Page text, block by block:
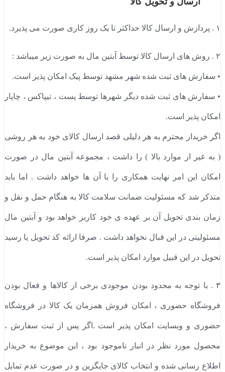
۱ . پردازش و ارسال کالا حداکثر تا یک روز کاری صورت می پذیرد.
۲ . روش های ارسال کالا توسط آبتین مال به صورت زیر میباشد :
• سفارش های ثبت شده شهر مشهد توسط پیک امکان پذیر است.
• سفارش های ثبت شده دیگر شهرها توسط پست ، تیپاکس ، چاپار
امکان پذیر است.
اگر خریدار محترم به هر دلیلی قصد ارسال کالای خود به هر روشی
( به غیر از موارد بالا ) را داشت ، مجموعه آبتین مال در صورت
امکان این امر نهایت همکاری را با آن ها خواهد داشت . اما باید
متذکر شد که مسئولیت ضمانت سلامت کالا به هنگام حمل و نقل و
زمان بندی تحویل آن بر عهده ی خود کاربر خواهد بود و آبتین مال
مسئولیتی در این قبال نخواهد داشت . صرفا ارائه کد تحویل یا رسید
تحویل در این قبیل موارد امکان پذیر است.
۳ . با توجه به محدود بودن موجودی برخی از کالاها و فعال بودن
فروشگاه حضوری ، امکان فروش همزمان یک کالا در فروشگاه
حضوری و وبسایت امکان پذیر است .اگر پس از ثبت سفارش ،
محصول مورد نظر در انبار ناموجود بود ، این موضوع به خریدار
اطلاع رسانی شده و انتخاب کالای جایگزین و در صورت عدم تمایل